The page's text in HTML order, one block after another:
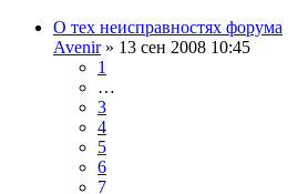
О тех неисправностях форума
Avenir» 13 сен 2008 10:45
1
…
3
4
5
6
7